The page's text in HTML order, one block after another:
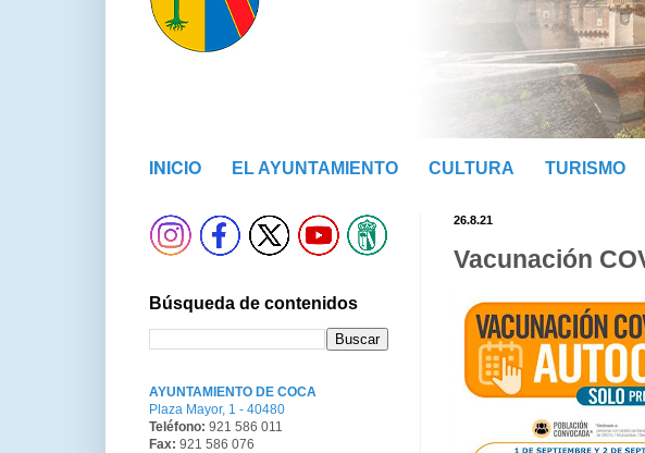
INICIO EL AYUNTAMIENTO CULTURA TURISMO
26.8.21
Vacunación
Búsqueda de contenidos
AYUNTAMIENTO DE COCA
Plaza Mayor, 1 - 40480
Teléfono: 921 586 011
Fax: 921 586 076